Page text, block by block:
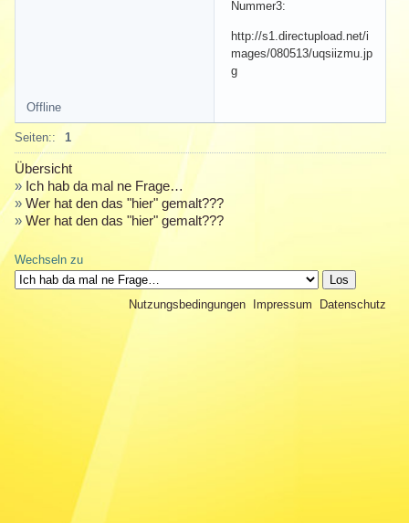
Nummer3:
http://s1.directupload.net/i
mages/080513/uqsiizmu.jp
g
Offline
Seiten:: 1
Übersicht
» Ich hab da mal ne Frage…
» Wer hat den das "hier" gemalt???
» Wer hat den das "hier" gemalt???
Wechseln zu
Nutzungsbedingungen Impressum Datenschutz